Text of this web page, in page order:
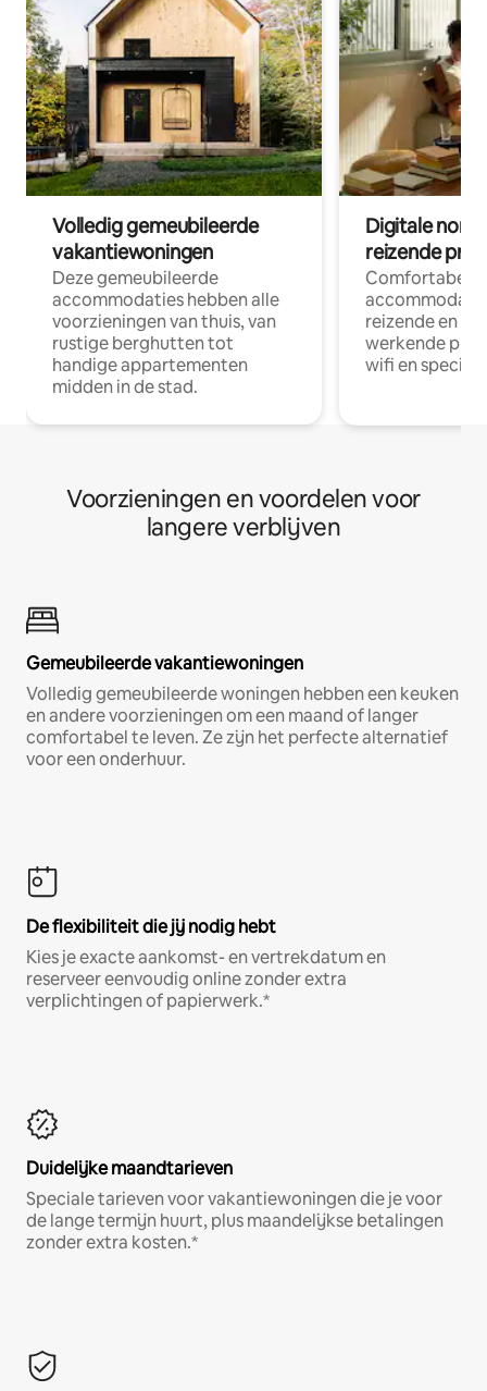
Volledig gemeubileerde
vakantiewoningen
Deze gemeubileerde
accommodaties hebben alle
voorzieningen van thuis, van
rustige berghutten tot
handige appartementen
midden in de stad.
Digitale
reizende
Comfortabele
reizende en
werkende
wifi en
Voorzieningen en voordelen voor
langere verblijven
Gemeubileerde vakantiewoningen
Volledig gemeubileerde woningen hebben een keuken
en andere voorzieningen om een maand of langer
comfortabel te leven. Ze zijn het perfecte alternatief
voor een onderhuur.
De flexibiliteit die jij nodig hebt
Kies je exacte aankomst- en vertrekdatum en
reserveer eenvoudig online zonder extra
verplichtingen of papierwerk.*
Duidelijke maandtarieven
Speciale tarieven voor vakantiewoningen die je voor
de lange termijn huurt, plus maandelijkse betalingen
zonder extra kosten.*